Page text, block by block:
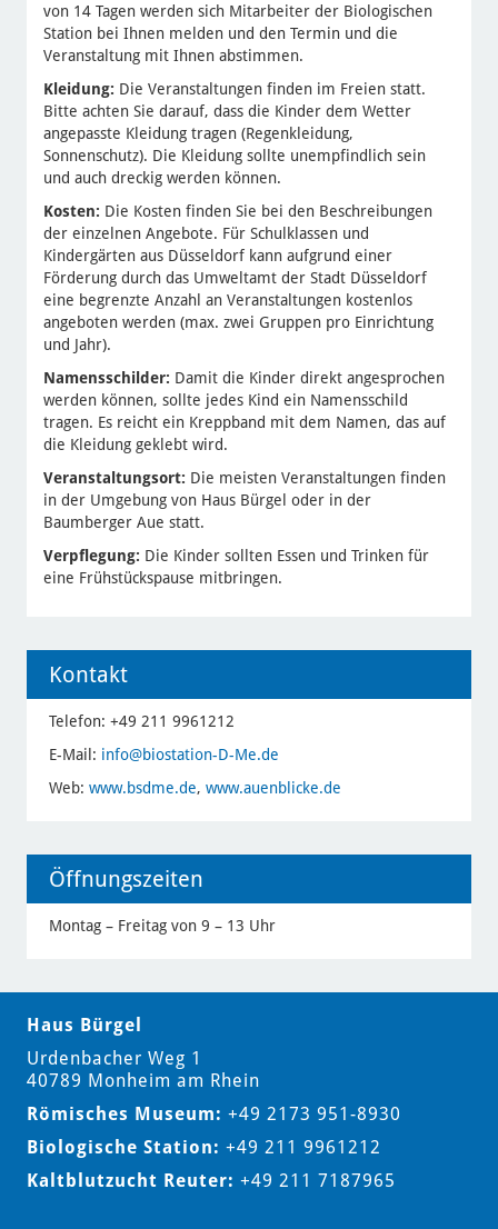
von 14 Tagen werden sich Mitarbeiter der Biologischen
Station bei Ihnen melden und den Termin und die
Veranstaltung mit Ihnen abstimmen.
Kleidung: Die Veranstaltungen finden im Freien statt.
Bitte achten Sie darauf, dass die Kinder dem Wetter
angepasste Kleidung tragen (Regenkleidung,
Sonnenschutz). Die Kleidung sollte unempfindlich sein
und auch dreckig werden können.
Kosten: Die Kosten finden Sie bei den Beschreibungen
der einzelnen Angebote. Für Schulklassen und
Kindergärten aus Düsseldorf kann aufgrund einer
Förderung durch das Umweltamt der Stadt Düsseldorf
eine begrenzte Anzahl an Veranstaltungen kostenlos
angeboten werden (max. zwei Gruppen pro Einrichtung
und Jahr).
Namensschilder: Damit die Kinder direkt angesprochen
werden können, sollte jedes Kind ein Namensschild
tragen. Es reicht ein Kreppband mit dem Namen, das auf
die Kleidung geklebt wird.
Veranstaltungsort: Die meisten Veranstaltungen finden
in der Umgebung von Haus Bürgel oder in der
Baumberger Aue statt.
Verpflegung: Die Kinder sollten Essen und Trinken für
eine Frühstückspause mitbringen.
Kontakt
Telefon: +49 211 9961212
E-Mail: info@biostation-D-Me.de
Web: www.bsdme.de, www.auenblicke.de
Öffnungszeiten
Montag – Freitag von 9 – 13 Uhr
Haus Bürgel
Urdenbacher Weg 1
40789 Monheim am Rhein
Römisches Museum: +49 2173 951-8930
Biologische Station: +49 211 9961212
Kaltblutzucht Reuter: +49 211 7187965